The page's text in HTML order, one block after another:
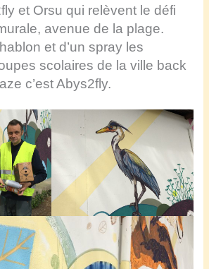
et Orsu qui relèvent le défi
avenue de la plage.
et d’un spray les
scolaires de la ville back
c’est Abys2fly.